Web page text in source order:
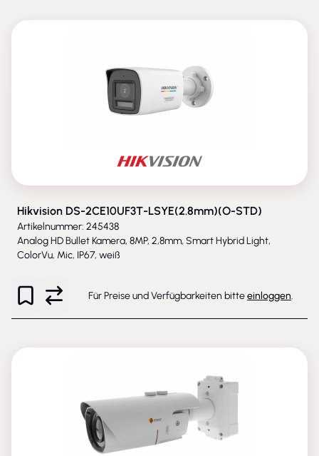
Hikvision DS-2CE10UF3T-LSYE(2.8mm)(O-STD)
Artikelnummer: 245438
Analog HD Bullet Kamera, 8MP, 2,8mm, Smart Hybrid Light,
ColorVu, Mic, IP67, weiß
Für Preise und Verfügbarkeiten bitteeinloggen.